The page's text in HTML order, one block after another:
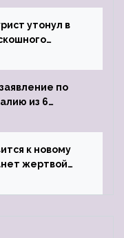
утонул в
по
из 6
к новому
жертвой